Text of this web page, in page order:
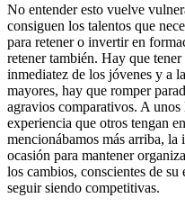
No entender esto vuelve
consiguen los talentos que
para retener o invertir en
retener también. Hay que
inmediatez de los jóvenes y a
mayores, hay que romper
agravios comparativos. A
experiencia que otros tengan
mencionábamos más arriba,
ocasión para mantener
los cambios, conscientes de su
seguir siendo competitivas.